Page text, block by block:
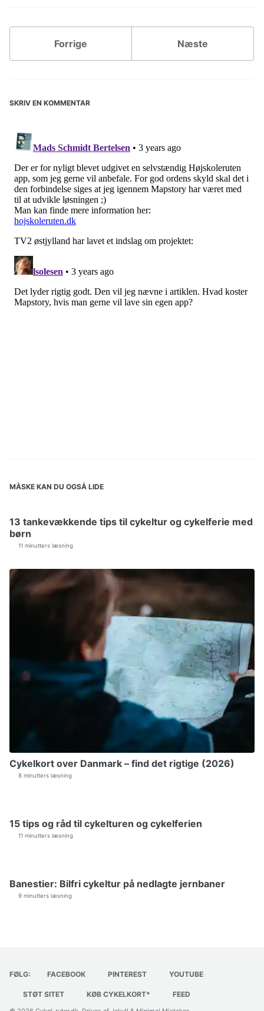
Forrige Næste
SKRIV EN KOMMENTAR
MÅSKE KAN DU OGSÅ LIDE
13 tankevækkende tips til cykeltur og cykelferie med
børn
11 minutters læsning
Cykelkort over Danmark – find det rigtige (2026)
8 minutters læsning
15 tips og råd til cykelturen og cykelferien
11 minutters læsning
Banestier: Bilfri cykeltur på nedlagte jernbaner
9 minutters læsning
FØLG: FACEBOOK PINTEREST YOUTUBE
STØT SITET KØB CYKELKORT* FEED